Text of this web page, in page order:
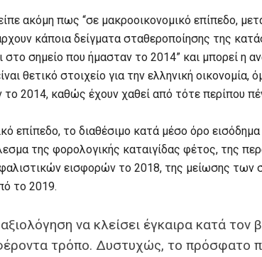
ακόμη πως “σε μακροοικονομικό επίπεδο,
κάποια δείγματα σταθεροποίησης της
στο σημείο που ήμασταν το 2014” και μπορεί η
θετικό στοιχείο για την ελληνική
το 2014, καθώς έχουν χαθεί από τότε περίπου
επίπεδο, το διαθέσιμο κατά μέσο όρο
της φορολογικής καταιγίδας φέτος, της
εισφορών το 2018, της μείωσης των
το 2019.
να κλείσει έγκαιρα κατά τον
τρόπο. Δυστυχώς, το πρόσφατο